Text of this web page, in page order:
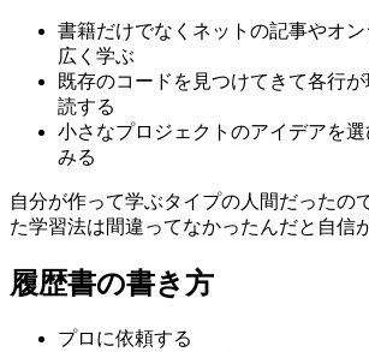
書籍だけでなくネットの記事やオ
広く学ぶ
既存のコードを見つけてきて各行
読する
小さなプロジェクトのアイデアを
みる
自分が作って学ぶタイプの人間だったの
た学習法は間違ってなかったんだと自信
履歴書の書き方
プロに依頼する